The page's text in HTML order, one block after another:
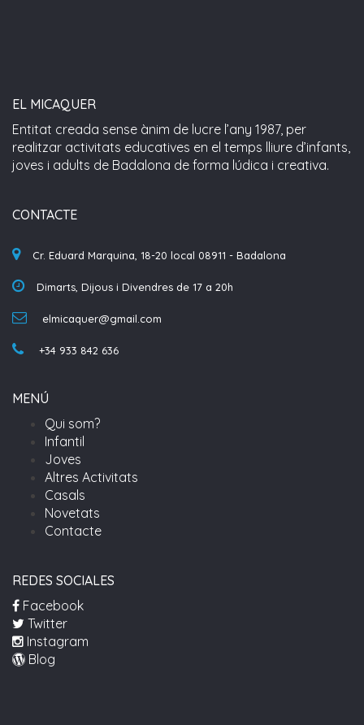
EL MICAQUER
Entitat creada sense ànim de lucre l’any 1987, per
realitzar activitats educatives en el temps lliure d’infants,
joves i adults de Badalona de forma lúdica i creativa.
CONTACTE
Cr. Eduard Marquina, 18-20 local 08911 - Badalona
Dimarts, Dijous i Divendres de 17 a 20h
elmicaquer@gmail.com
+34 933 842 636
MENÚ
Qui som?
Infantil
Joves
Altres Activitats
Casals
Novetats
Contacte
REDES SOCIALES
Facebook
Twitter
Instagram
Blog